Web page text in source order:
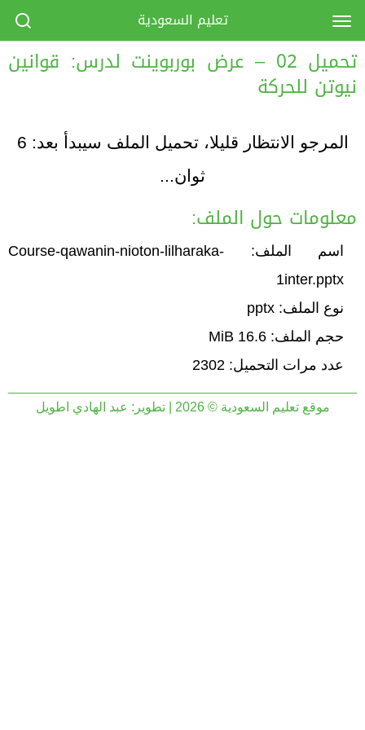
تحميل 02 – عرض بوربوينت لدرس: قوانين
نيوتن للحركة‫‬
المرجو الانتظار قليلا، تحميل الملف سيبدأ بعد: 6
ثوان...
معلومات حول الملف:
اسم الملف: Course-qawanin-nioton-lilharaka-
1inter.pptx
نوع الملف: pptx
حجم الملف: 16.6 MiB
عدد مرات التحميل: 2302
موقع تعليم السعودية © 2026 | تطوير: عبد الهادي اطويل
تعليم السعودية